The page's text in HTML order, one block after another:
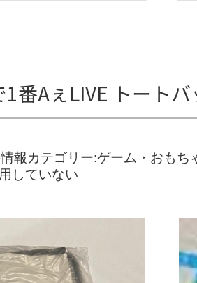
番AぇLIVE トート
報カテゴリー:ゲーム・おも
していない